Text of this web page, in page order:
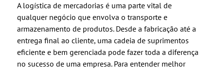
A logística de mercadorias é uma parte vital de
qualquer negócio que envolva o transporte e
armazenamento de produtos. Desde a fabricação até a
entrega final ao cliente, uma cadeia de suprimentos
eficiente e bem gerenciada pode fazer toda a diferença
no sucesso de uma empresa. Para entender melhor